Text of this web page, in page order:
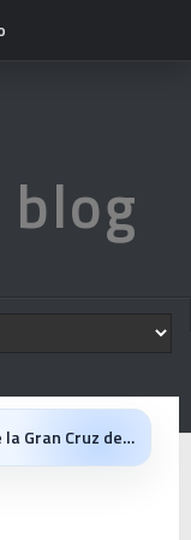
Carlos Giménez recibe la Gran Cruz de Alfonso X el Sabio: homenaje al maestro de la historieta española